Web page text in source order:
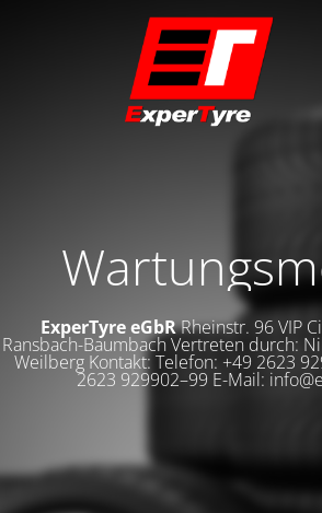
ExperTyre eGbRRheinstr. 96 VIP
Ransbach-Baumbach Vertreten durch:
Weilberg Kontakt: Telefon: +49 2623
2623 929902–99 E-Mail: